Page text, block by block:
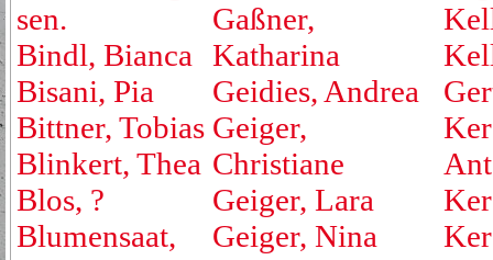
sen.
Bindl, Bianca
Bisani, Pia
Bittner, Tobias
Blinkert, Thea
Blos, ?
Blumensaat,
Gaßner,
Katharina
Geidies, Andrea
Geiger,
Christiane
Geiger, Lara
Geiger, Nina